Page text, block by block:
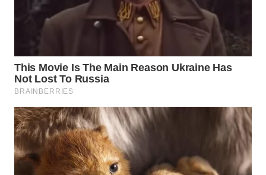
SERDANG
TINGGI
WN
PAKPAK
WN
KARAWANG